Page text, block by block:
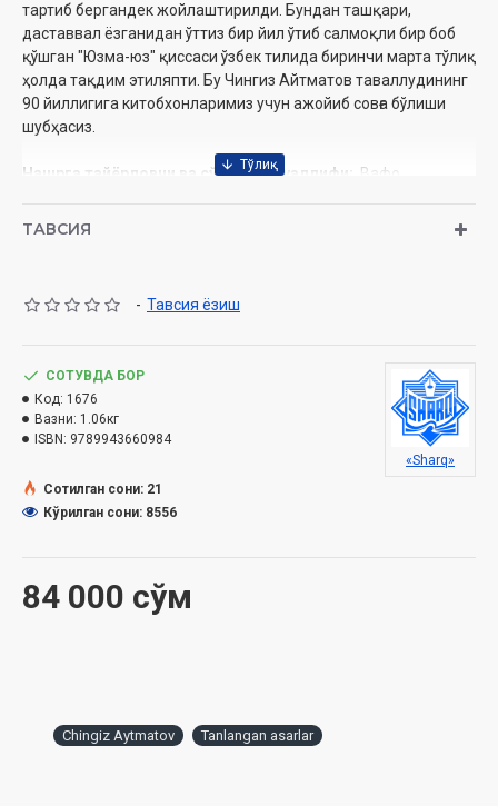
тартиб бергандек жойлаштирилди. Бундан ташқари,
даставвал ёзганидан ўттиз бир йил ўтиб салмоқли бир боб
қўшган "Юзма-юз" қиссаси ўзбек тилида биринчи марта тўлиқ
ҳолда тақдим этиляпти. Бу Чингиз Айтматов таваллудининг
90 йиллигига китобхонларимиз учун ажойиб совға бўлиши
шубҳасиз.
Нашрга тайёрловчи ва сўзбоши муаллифи:
Вафо
Нашриёт:
ISBN: 978-9943-6609-8-4
МУНДАРИЖА
Айтматов қисмати (сўзбоши). В.Файзуллоҳ
Юзма-юз (қисса). А. Рашидов таржимаси
Сарвқомат дилбарим (қисса). А. Рашидов таржимаси
Бўтакўз (қисса). А. Рашидов таржимаси
ТАВСИЯ
- Тавсия ёзиш
84 000 сўм
СОТУВДА БОР
Код: 1676
Вазни: 1.06кг
ISBN: 9789943660984
«Sharq»
Сотилган сони: 21
Кўрилган сони: 8556
Chingiz Aytmatov Tanlangan asarlar